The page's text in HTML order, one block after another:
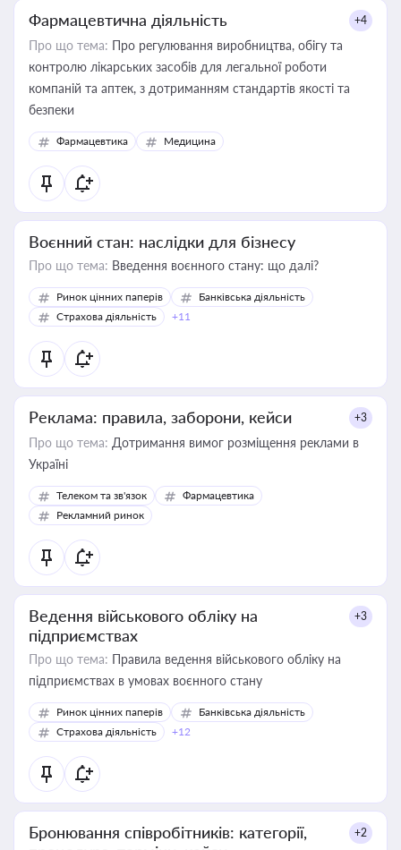
Фармацевтична діяльність +4
Про що тема: Про регулювання виробництва, обігу та
контролю лікарських засобів для легальної роботи
компаній та аптек, з дотриманням стандартів якості та
безпеки
Фармацевтика Медицина
Воєнний стан: наслідки для бізнесу
Про що тема: Введення воєнного стану: що далі?
Ринок цінних паперів
Банківська діяльність
Страхова діяльність
+11
Реклама: правила, заборони, кейси +3
Про що тема: Дотримання вимог розміщення реклами в
Україні
Телеком та зв'язок
Фармацевтика
Рекламний ринок
Ведення військового обліку на
підприємствах
+3
Про що тема: Правила ведення військового обліку на
підприємствах в умовах воєнного стану
Ринок цінних паперів
Банківська діяльність
Страхова діяльність
+12
Бронювання співробітників: категорії,
+2